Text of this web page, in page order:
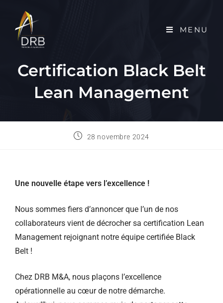
MENU
Certification Black Belt
Lean Management
28 novembre 2024
Une nouvelle étape vers l’excellence !
Nous sommes fiers d’annoncer que l’un de nos
collaborateurs vient de décrocher sa certification Lean
Management rejoignant notre équipe certifiée Black
Belt !
Chez DRB M&A, nous plaçons l’excellence
opérationnelle au cœur de notre démarche.